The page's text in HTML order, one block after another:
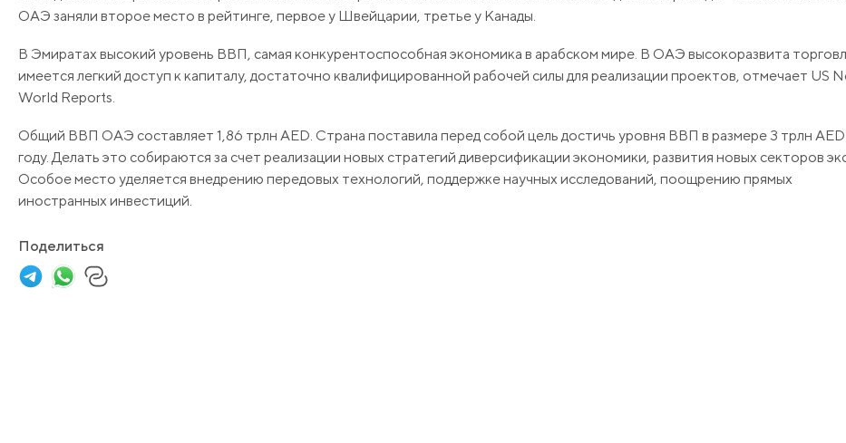
ОАЭ заняли второе место в рейтинге, первое у Швейцарии, третье у Канады.
В Эмиратах высокий уровень ВВП, самая конкурентоспособная экономика в арабском мире. В ОАЭ высокоразвита
имеется легкий доступ к капиталу, достаточно квалифицированной рабочей силы для реализации проектов, отмечает US
World Reports.
Общий ВВП ОАЭ составляет 1,86 трлн AED. Страна поставила перед собой цель достичь уровня ВВП в размере 3 трлн
году. Делать это собираются за счет реализации новых стратегий диверсификации экономики, развития новых секторов
Особое место уделяется внедрению передовых технологий, поддержке научных исследований, поощрению прямых
иностранных инвестиций.
Поделиться